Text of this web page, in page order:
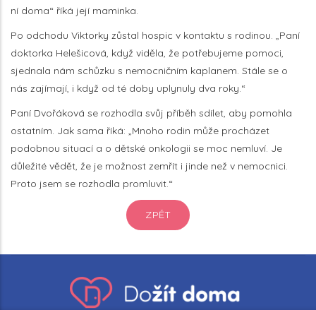
ní doma“ říká její maminka.
Po odchodu Viktorky zůstal hospic v kontaktu s rodinou. „Paní
doktorka Helešicová, když viděla, že potřebujeme pomoci,
sjednala nám schůzku s nemocničním kaplanem. Stále se o
nás zajímají, i když od té doby uplynuly dva roky.“
Paní Dvořáková se rozhodla svůj příběh sdílet, aby pomohla
ostatním. Jak sama říká: „Mnoho rodin může procházet
podobnou situací a o dětské onkologii se moc nemluví. Je
důležité vědět, že je možnost zemřít i jinde než v nemocnici.
Proto jsem se rozhodla promluvit.“
ZPĚT